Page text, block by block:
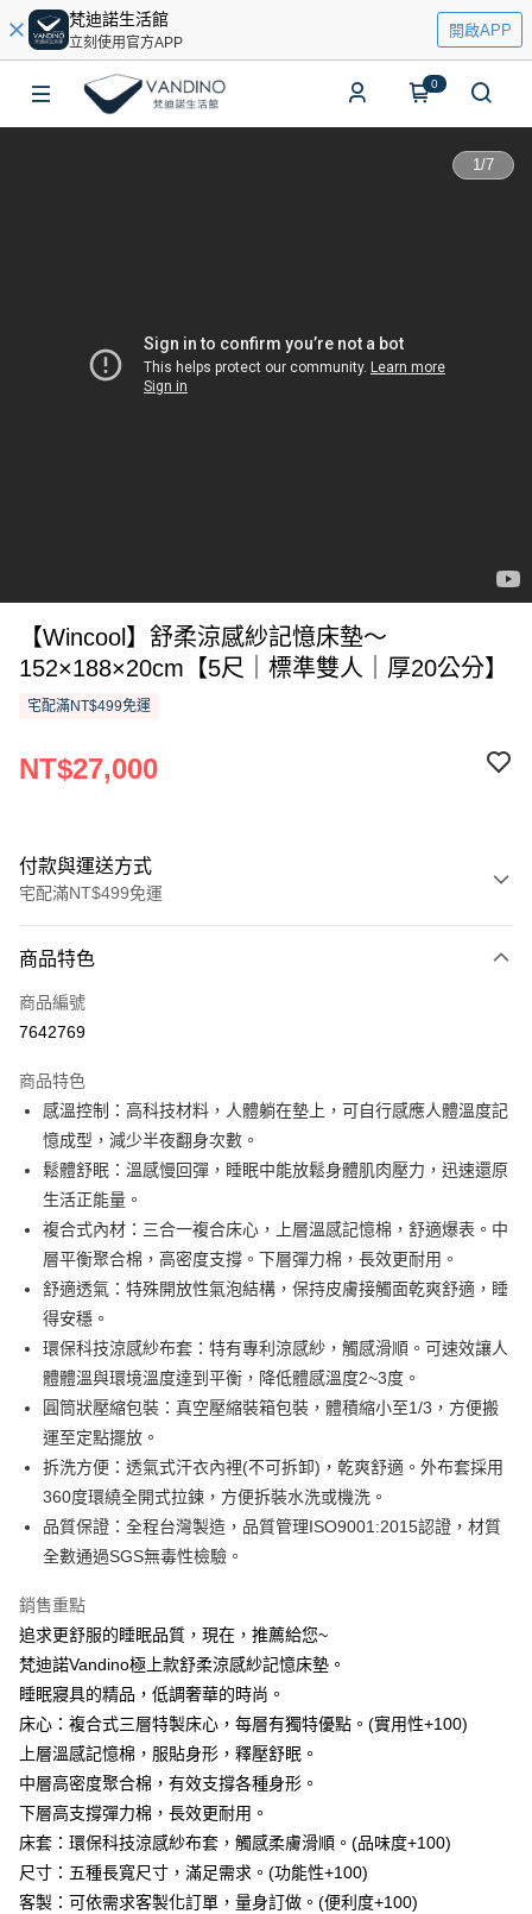
梵迪諾生活館
立刻使用官方APP
開啟APP
0
1/7
【Wincool】舒柔涼感紗記憶床墊～
152×188×20cm【5尺｜標準雙人｜厚20公分】
宅配滿NT$499免運
NT$27,000
付款與運送方式
宅配滿NT$499免運
信用卡一次付款
信用卡分期付款
合作金庫商業銀行
華南商業銀行
彰化商業銀行
上海商業儲蓄銀行
國泰世華商業銀行
兆豐國際商業銀行
臺灣中小企業銀行
匯豐（台灣）商業銀行
華泰商業銀行
聯邦商業銀行
遠東國際商業銀行
元大商業銀行
永豐商業銀行
玉山商業銀行
星展（台灣）商業銀行
台新國際商業銀行
台灣樂天信用卡公司
6 期 0 利率 每期
華南商業銀行
上海商業儲蓄銀行
台北富邦商業銀行
國泰世華商業銀行
臺灣中小企業銀行
台中商業銀行
匯豐（台灣）商業銀行
華泰商業銀行
聯邦商業銀行
遠東國際商業銀行
元大商業銀行
永豐商業銀行
玉山商業銀行
台新國際商業銀行
中國信託商業銀行
台灣樂天信用卡公司
LINE Pay
Apple Pay
街口支付
悠遊付
Google Pay
全盈+PAY
AFTEE先享後付
相關說明
AFTEE先享後付是「在收到商品之後才付款」的支付方式。 讓您購物簡單
便利好安心！
１．簡單：不需註冊會員、不需綁卡、不需儲值。
２．便利：只要手機號碼，簡訊認證，即可結帳。
３．安心：先確認商品／服務後，再付款。
【「AFTEE先享後付」結帳流程】
１．於結帳方式選擇「AFTEE先享後付」後，將跳轉至「AFTEE先享後付」
結帳頁面，進行簡訊認證並確認金額後，即可完成結帳。
２．訂單成立數日內，您將收到繳費通知簡訊。
３．收到繳費通知簡訊後14天內，點擊此簡訊中的連結，可透過四大超商／
※ 請注意：結帳手續完成當下不需立刻繳費，但若您需要取消訂單，請聯絡
購買商品的店家。未經商家同意取消之訂單仍視為有效，需透過AFTEE先享
後付繳納相關費用。
※ 交易是否成功請以「AFTEE先享後付 」之結帳頁面顯示為準，若有關於
是否繳費成功／繳費後需取消欲退款等相關疑問，請聯繫「AFTEE先享後付
客戶支援中心」https://netprotections.freshdesk.com/support/home
【注意事項】
１．透過由恩沛科技股份有限公司提供之「AFTEE先享後付」服務完成之交
ATM付款
運送方式
宅配
每筆NT$100，滿NT$499(含以上)免運費
商品特色
商品編號
7642769
商品特色
感溫控制：高科技材料，人體躺在墊上，可自行感應人體溫度記
憶成型，減少半夜翻身次數。
鬆體舒眠：溫感慢回彈，睡眠中能放鬆身體肌肉壓力，迅速還原
生活正能量。
複合式內材：三合一複合床心，上層溫感記憶棉，舒適爆表。中
層平衡聚合棉，高密度支撐。下層彈力棉，長效更耐用。
舒適透氣：特殊開放性氣泡結構，保持皮膚接觸面乾爽舒適，睡
得安穩。
環保科技涼感紗布套：特有專利涼感紗，觸感滑順。可速效讓人
體體溫與環境溫度達到平衡，降低體感溫度2~3度。
圓筒狀壓縮包裝：真空壓縮裝箱包裝，體積縮小至1/3，方便搬
運至定點擺放。
拆洗方便：透氣式汗衣內裡(不可拆卸)，乾爽舒適。外布套採用
360度環繞全開式拉鍊，方便拆裝水洗或機洗。
品質保證：全程台灣製造，品質管理ISO9001:2015認證，材質
全數通過SGS無毒性檢驗。
銷售重點
追求更舒服的睡眠品質，現在，推薦給您~
梵迪諾Vandino極上款舒柔涼感紗記憶床墊。
睡眠寢具的精品，低調奢華的時尚。
床心：複合式三層特製床心，每層有獨特優點。(實用性+100)
上層溫感記憶棉，服貼身形，釋壓舒眠。
中層高密度聚合棉，有效支撐各種身形。
下層高支撐彈力棉，長效更耐用。
床套：環保科技涼感紗布套，觸感柔膚滑順。(品味度+100)
尺寸：五種長寬尺寸，滿足需求。(功能性+100)
客製：可依需求客製化訂單，量身訂做。(便利度+100)